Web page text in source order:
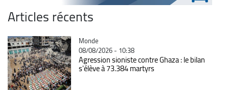
Articles récents
Catégorie
Monde
08/08/2026 - 10:38
Agression sioniste contre Ghaza : le bilan
s'élève à 73.384 martyrs